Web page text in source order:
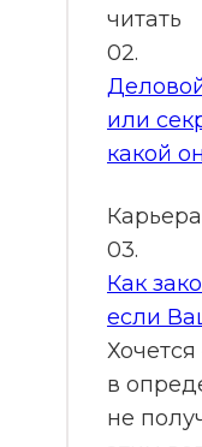
читать
02.
или
какой
Карьера
03.
Как
если
в
не